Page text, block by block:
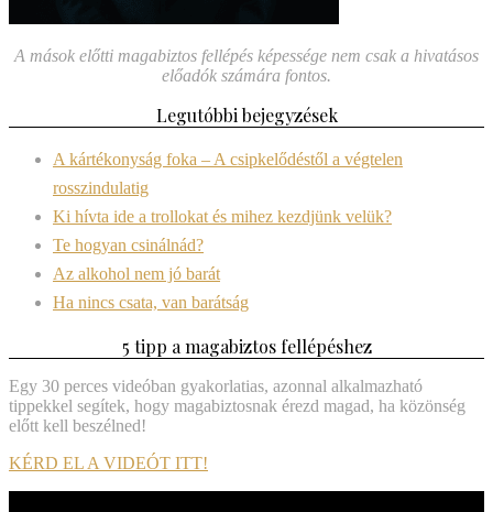
A mások előtti magabiztos fellépés képessége nem csak a hivatásos
előadók számára fontos.
Legutóbbi bejegyzések
A kártékonyság foka – A csipkelődéstől a végtelen
rosszindulatig
Ki hívta ide a trollokat és mihez kezdjünk velük?
Te hogyan csinálnád?
Az alkohol nem jó barát
Ha nincs csata, van barátság
5 tipp a magabiztos fellépéshez
Egy 30 perces videóban gyakorlatias, azonnal alkalmazható
tippekkel segítek, hogy magabiztosnak érezd magad, ha közönség
előtt kell beszélned!
KÉRD EL A VIDEÓT ITT!